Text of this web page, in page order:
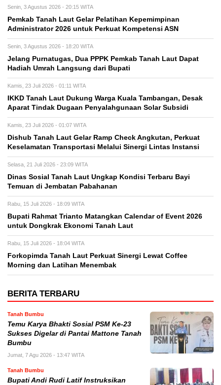
Senin, 3 Agustus 2026 - 20:15 WITA
Pemkab Tanah Laut Gelar Pelatihan Kepemimpinan
Administrator 2026 untuk Perkuat Kompetensi ASN
Senin, 3 Agustus 2026 - 18:20 WITA
Jelang Purnatugas, Dua PPPK Pemkab Tanah Laut Dapat
Hadiah Umrah Langsung dari Bupati
Kamis, 23 Juli 2026 - 01:11 WITA
IKKD Tanah Laut Dukung Warga Kuala Tambangan, Desak
Aparat Tindak Dugaan Penyalahgunaan Solar Subsidi
Kamis, 23 Juli 2026 - 01:07 WITA
Dishub Tanah Laut Gelar Ramp Check Angkutan, Perkuat
Keselamatan Transportasi Melalui Sinergi Lintas Instansi
Selasa, 21 Juli 2026 - 23:09 WITA
Dinas Sosial Tanah Laut Ungkap Kondisi Terbaru Bayi
Temuan di Jembatan Pabahanan
Rabu, 15 Juli 2026 - 18:09 WITA
Bupati Rahmat Trianto Matangkan Calendar of Event 2026
untuk Dongkrak Ekonomi Tanah Laut
Rabu, 15 Juli 2026 - 18:04 WITA
Forkopimda Tanah Laut Perkuat Sinergi Lewat Coffee
Morning dan Latihan Menembak
BERITA TERBARU
Tanah Bumbu
Temu Karya Bhakti Sosial PSM Ke-23
Sukses Digelar di Pantai Mattone Tanah
Bumbu
Jumat, 7 Agu 2026 - 13:47 WITA
Tanah Bumbu
Bupati Andi Rudi Latif Instruksikan